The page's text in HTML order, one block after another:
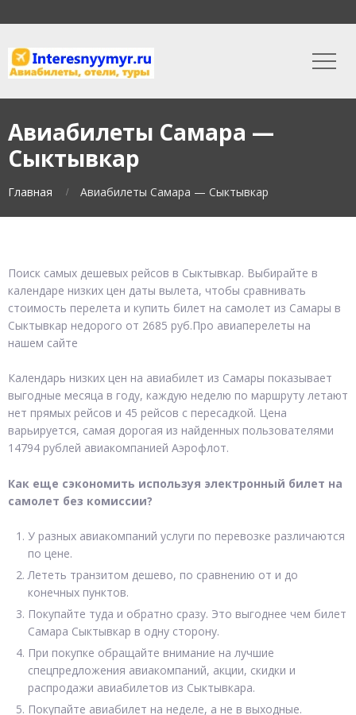
Авиабилеты Самара —
Сыктывкар
Главная Авиабилеты Самара — Сыктывкар
Поиск самых дешевых рейсов в Сыктывкар. Выбирайте в
календаре низких цен даты вылета, чтобы сравнивать
стоимость перелета и купить билет на самолет из Самары в
Сыктывкар недорого от 2685 руб.Про авиаперелеты на
нашем сайте
Календарь низких цен на авиабилет из Самары показывает
выгодные месяца в году, каждую неделю по маршруту летают
нет прямых рейсов и 45 рейсов с пересадкой. Цена
варьируется, самая дорогая из найденных пользователями
14794 рублей авиакомпанией Аэрофлот.
Как еще сэкономить используя электронный билет на
самолет без комиссии?
У разных авиакомпаний услуги по перевозке различаются
по цене.
Лететь транзитом дешево, по сравнению от и до
конечных пунктов.
Покупайте туда и обратно сразу. Это выгоднее чем билет
Самара Сыктывкар в одну сторону.
При покупке обращайте внимание на лучшие
спецпредложения авиакомпаний, акции, скидки и
распродажи авиабилетов из Сыктывкара.
Покупайте авиабилет на неделе, а не в выходные.